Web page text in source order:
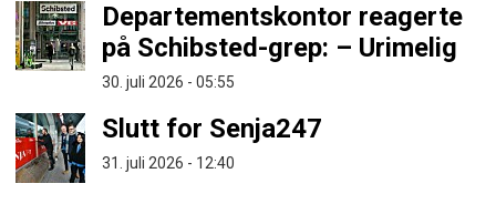
Departementskontor reagerte
på Schibsted-grep: – Urimelig
30. juli 2026 - 05:55
Slutt for Senja247
31. juli 2026 - 12:40